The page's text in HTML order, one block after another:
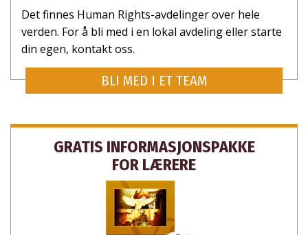
Det finnes Human Rights-avdelinger over hele
verden. For å bli med i en lokal avdeling eller starte
din egen, kontakt oss.
BLI MED I ET TEAM
GRATIS INFORMASJONS­PAKKE
FOR LÆRERE